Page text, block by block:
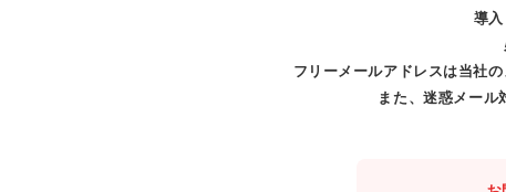
導
フリーメールアドレスは当社
また、迷惑メール